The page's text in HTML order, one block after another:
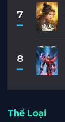
7
8
Thể Loại